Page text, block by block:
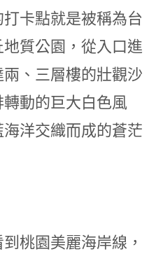
卡點就是被稱為台
質公園，從入口進
、三層樓的壯觀沙
動的巨大白色風
洋交織而成的蒼茫
桃園美麗海岸線，